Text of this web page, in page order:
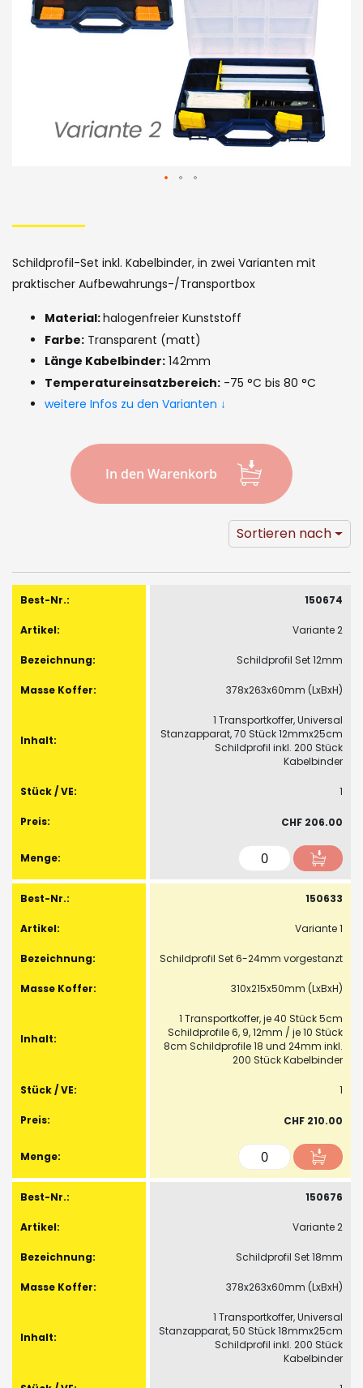
to
the
beginning
of
the
images
gallery
Schildprofil-Set inkl. Kabelbinder, in zwei Varianten mit
praktischer Aufbewahrungs-/Transportbox
Material:halogenfreier Kunststoff
Farbe: Transparent (matt)
Länge Kabelbinder: 142mm
Temperatureinsatzbereich: -75 °C bis 80 °C
weitere Infos zu den Varianten ↓
In den Warenkorb
Sortieren nach
Gruppiert
Produkte
Artikel
150674
Variante 2
Schildprofil Set 12mm
378x263x60mm (LxBxH)
1 Transportkoffer, Universal
Stanzapparat, 70 Stück 12mmx25cm
Schildprofil inkl. 200 Stück
Kabelbinder
1
CHF 206.00
150633
Variante 1
Schildprofil Set 6-24mm vorgestanzt
310x215x50mm (LxBxH)
1 Transportkoffer, je 40 Stück 5cm
Schildprofile 6, 9, 12mm / je 10 Stück
8cm Schildprofile 18 und 24mm inkl.
200 Stück Kabelbinder
1
CHF 210.00
150676
Variante 2
Schildprofil Set 18mm
378x263x60mm (LxBxH)
1 Transportkoffer, Universal
Stanzapparat, 50 Stück 18mmx25cm
Schildprofil inkl. 200 Stück
Kabelbinder